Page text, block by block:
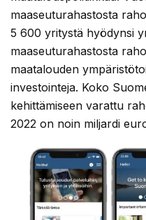
maaseuturahastosta
5 600 yritystä hyödynsi
maaseuturahastosta
maatalouden
investointeja. Koko
kehittämiseen varattu
2022 on noin miljardi